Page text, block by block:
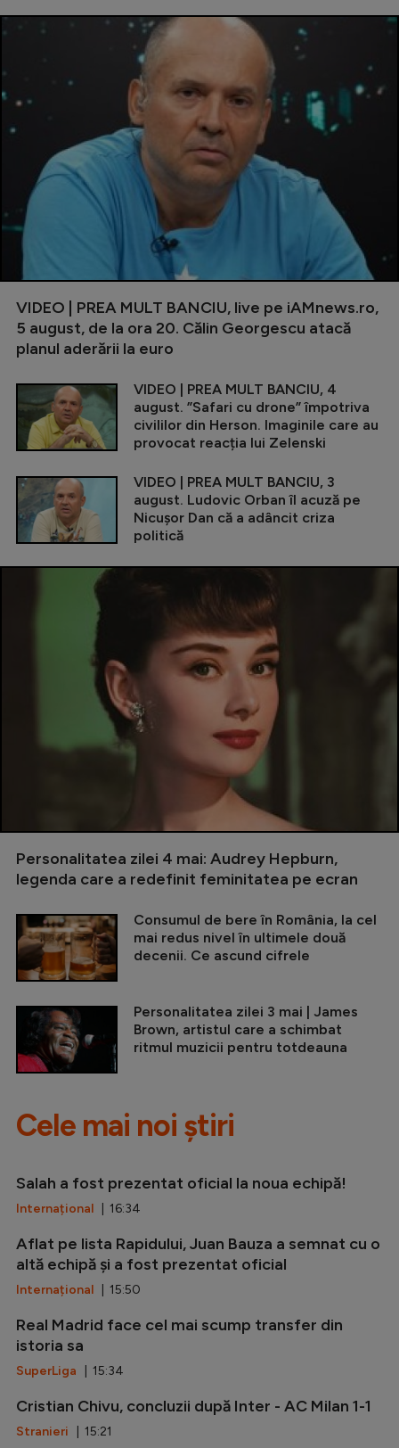
VIDEO | PREA MULT BANCIU, live pe iAMnews.ro,
5 august, de la ora 20. Călin Georgescu atacă
planul aderării la euro
VIDEO | PREA MULT BANCIU, 4
august. ”Safari cu drone” împotriva
civililor din Herson. Imaginile care au
provocat reacția lui Zelenski
VIDEO | PREA MULT BANCIU, 3
august. Ludovic Orban îl acuză pe
Nicușor Dan că a adâncit criza
politică
Personalitatea zilei 4 mai: Audrey Hepburn,
legenda care a redefinit feminitatea pe ecran
Consumul de bere în România, la cel
mai redus nivel în ultimele două
decenii. Ce ascund cifrele
Personalitatea zilei 3 mai | James
Brown, artistul care a schimbat
ritmul muzicii pentru totdeauna
Cele mai noi știri
Salah a fost prezentat oficial la noua echipă!
Internațional | 16:34
Aflat pe lista Rapidului, Juan Bauza a semnat cu o
altă echipă și a fost prezentat oficial
Internațional | 15:50
Real Madrid face cel mai scump transfer din
istoria sa
SuperLiga | 15:34
Cristian Chivu, concluzii după Inter - AC Milan 1-1
Stranieri | 15:21